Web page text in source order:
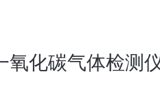
氧化碳气体检测